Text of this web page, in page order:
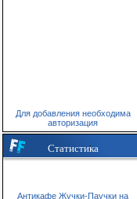
Для добавления необходима
авторизация
Статистика
Антикафе Жучки-Паучки на